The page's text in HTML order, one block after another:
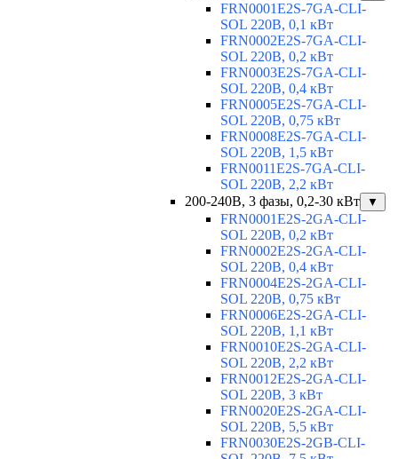
FRN0001E2S-7GA-CLI-
SOL 220В, 0,1 кВт
FRN0002E2S-7GA-CLI-
SOL 220В, 0,2 кВт
FRN0003E2S-7GA-CLI-
SOL 220В, 0,4 кВт
FRN0005E2S-7GA-CLI-
SOL 220В, 0,75 кВт
FRN0008E2S-7GA-CLI-
SOL 220В, 1,5 кВт
FRN0011E2S-7GA-CLI-
SOL 220В, 2,2 кВт
200-240В, 3 фазы, 0,2-30 кВт
▼
FRN0001E2S-2GA-CLI-
SOL 220В, 0,2 кВт
FRN0002E2S-2GA-CLI-
SOL 220В, 0,4 кВт
FRN0004E2S-2GA-CLI-
SOL 220В, 0,75 кВт
FRN0006E2S-2GA-CLI-
SOL 220В, 1,1 кВт
FRN0010E2S-2GA-CLI-
SOL 220В, 2,2 кВт
FRN0012E2S-2GA-CLI-
SOL 220В, 3 кВт
FRN0020E2S-2GA-CLI-
SOL 220В, 5,5 кВт
FRN0030E2S-2GB-CLI-